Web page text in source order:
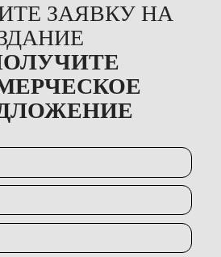
ЗАЯВКУ НА